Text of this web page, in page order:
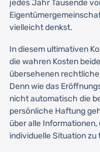
jedes Jahr Tausende
vielleicht denkst.
In diesem ultimativen
die wahren Kosten
übersehenen
Denn wie das
nicht automatisch die
persönliche Haftung
über alle
individuelle Situation zu